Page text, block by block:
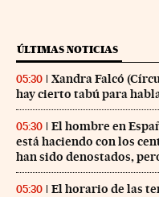
ÚLTIMAS NOTICIAS
05:30
Xandra Falcó
hay cierto tabú para
05:30
El hombre en
está haciendo con los
han sido denostados,
05:30 El horario de las